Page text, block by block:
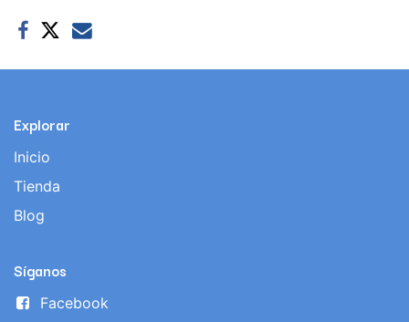
Explorar
Inicio
Tienda
Blog
Síganos
Facebook